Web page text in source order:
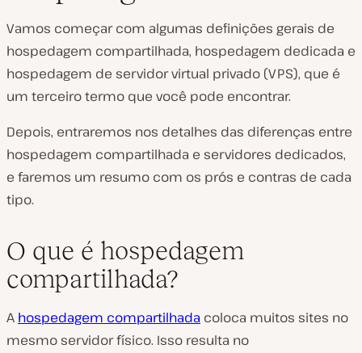
Vamos começar com algumas definições gerais de
hospedagem compartilhada, hospedagem dedicada e
hospedagem de servidor virtual privado (VPS), que é
um terceiro termo que você pode encontrar.
Depois, entraremos nos detalhes das diferenças entre
hospedagem compartilhada e servidores dedicados,
e faremos um resumo com os prós e contras de cada
tipo.
O que é hospedagem
compartilhada?
A hospedagem compartilhada coloca muitos sites no
mesmo servidor físico. Isso resulta no